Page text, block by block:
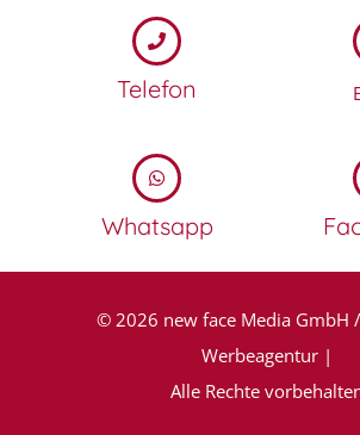
Telefon
Whatsapp
© 2026 new face Media GmbH
Werbeagentur |
Alle Rechte